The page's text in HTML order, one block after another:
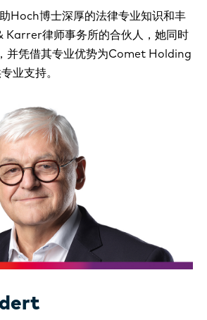
Hoch博士深厚的法律专业知识和丰
Karrer律师事务所的合伙人，她同时
并凭借其专业优势为Comet Holding
业支持。